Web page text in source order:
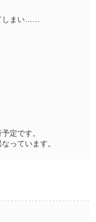
しまい……
定です。
っています。